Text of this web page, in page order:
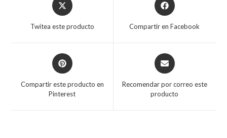
in
Twitea este producto
in
Compartir en Facebook
Opens
in
new
Compartir este producto en
Pinterest
Opens
in
new
Recomendar por correo este
producto